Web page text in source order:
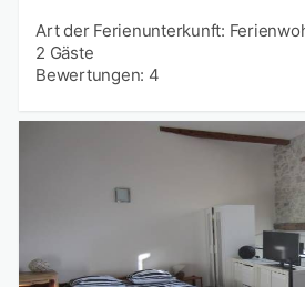
Art der Ferienunterkunft:
2 Gäste
Bewertungen: 4